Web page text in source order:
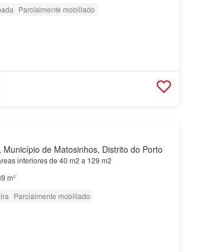
Parcialmente mobiliado
Município de Matosinhos, Distrito do Porto
interiores de 40 m2 a 129 m2
m²
Parcialmente mobiliado